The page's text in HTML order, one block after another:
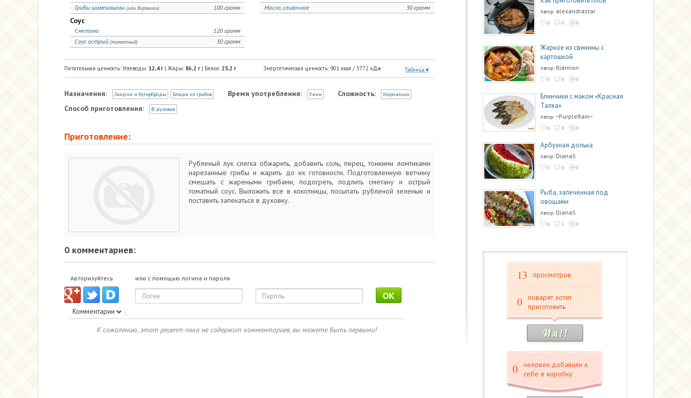
100 грамм
Грибы шампиньоны(или боровики)
30 грамм
Масло, сливочное
Соус
120 грамм
Сметана
30 грамм
Соус острый(томатный)
Таблица
Энергетическая ценность: 901ккал / 3772 кДж
Питательная ценность: Углеводы: 12,4г| Жиры: 86,2г| Белки: 25,2г
Назначения: Закуски и бутерброды Блюда из грибов Время употребления: Ужин Сложность: Нормально
Способ приготовления: В духовке
Приготовление:
Рубленый лук слегка обжарить, добавить соль, перец, тонкими ломтиками
нарезанные грибы и жарить до их готовности. Подготовленную ветчину
смешать с жареными грибами, подогреть, подлить сметану и острый
томатный соус. Выложить все в кокотницы, посыпать рубленой зеленью и
поставить запекаться в духовку.
0 комментариев:
Авторизуйтесь или с помощью логина и пароля
OK
Комментарии
К сожалению, этот рецепт пока не содержит комментариев, вы можете быть первыми!
Автор: alexandrastar
0 0 0
Жаркое из свинины с
картошкой
Автор: Riannon
0 0 0
Блинчики с маком «Красная
Талка»
Автор: ~PurpleRain~
0 0 0
Арбузная долька
Автор: DianaS
0 0 0
Рыба, запеченная под
овощами
Автор: DianaS
0 1 0
13 просмотров
0
поварят хотят
приготовить
И я ! !
0
человек добавили к
себе в коробку